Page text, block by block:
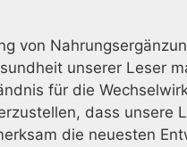
von
unserer Leser
für die
dass unsere
die neuesten